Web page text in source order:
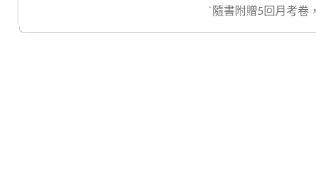
˙隨書附贈5回月考卷